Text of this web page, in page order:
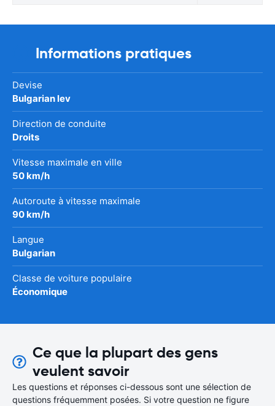
Informations pratiques
Devise
Bulgarian lev
Direction de conduite
Droits
Vitesse maximale en ville
50 km/h
Autoroute à vitesse maximale
90 km/h
Langue
Bulgarian
Classe de voiture populaire
Économique
Ce que la plupart des gens
veulent savoir
Les questions et réponses ci-dessous sont une sélection de
questions fréquemment posées. Si votre question ne figure